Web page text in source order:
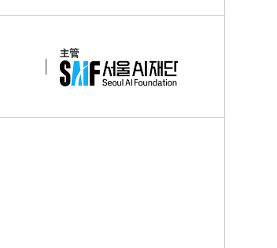
主管